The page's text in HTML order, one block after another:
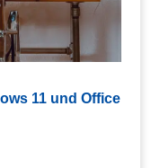
11 und Office